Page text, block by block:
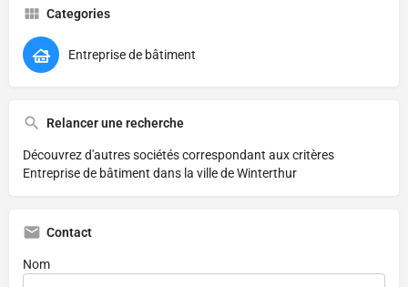
Categories
Entreprise de bâtiment
Relancer une recherche
Découvrez d'autres sociétés correspondant aux critères
Entreprise de bâtiment dans la ville de Winterthur
Contact
Nom